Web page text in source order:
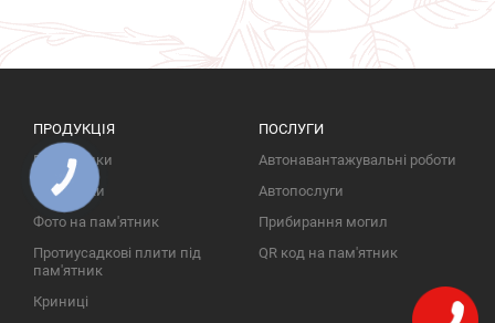
ПРОДУКЦІЯ
Пам'ятники
Надгробки
Фото на пам'ятник
Протиусадкові плити під
пам'ятник
Криниці
ПОСЛУГИ
Автонавантажувальні роботи
Автопослуги
Прибирання могил
QR код на пам'ятник
КНОПКА
ЗВ'ЯЗКУ